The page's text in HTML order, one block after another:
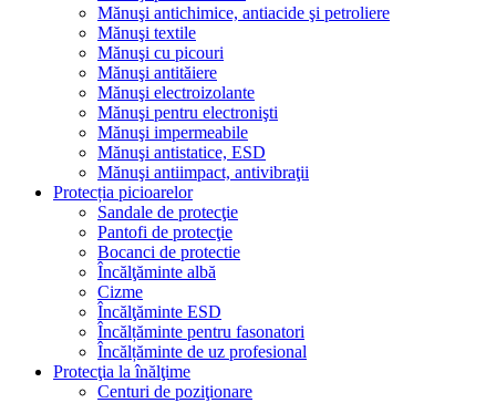
Mănuşi antichimice, antiacide şi petroliere
Mănuşi textile
Mănuşi cu picouri
Mănuşi antităiere
Mănuşi electroizolante
Mănuşi pentru electronişti
Mănuşi impermeabile
Mănuşi antistatice, ESD
Mănuşi antiimpact, antivibraţii
Protecția picioarelor
Sandale de protecţie
Pantofi de protecţie
Bocanci de protectie
Încălţăminte albă
Cizme
Încălţăminte ESD
Încălțăminte pentru fasonatori
Încălțăminte de uz profesional
Protecţia la înălţime
Centuri de poziţionare